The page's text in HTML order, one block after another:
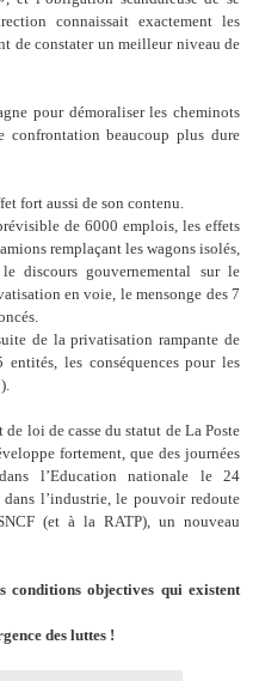
connaissait exactement les
de constater un meilleur niveau de
pour démoraliser les cheminots
confrontation beaucoup plus dure
fort aussi de son contenu.
de 6000 emplois, les effets
remplaçant les wagons isolés,
discours gouvernemental sur le
en voie, le mensonge des 7
de la privatisation rampante de
entités, les conséquences pour les
loi de casse du statut de La Poste
fortement, que des journées
l’Education nationale le 24
l’industrie, le pouvoir redoute
(et à la RATP), un nouveau
conditions objectives qui existent
des luttes !